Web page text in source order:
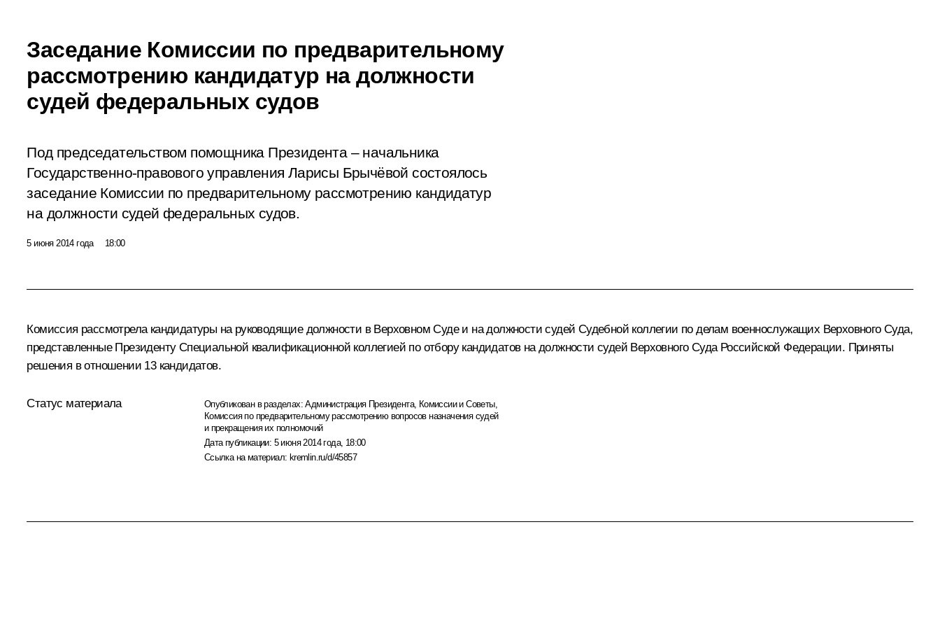
Заседание Комиссии по предварительному
рассмотрению кандидатур на должности
судей федеральных судов
Под председательством помощника Президента – начальника
Государственно-правового управления Ларисы Брычёвой состоялось
заседание Комиссии по предварительному рассмотрению кандидатур
на должности судей федеральных судов.
5 июня 2014 года 18:00
Комиссия рассмотрела кандидатуры на руководящие должности в Верховном Суде и на должности судей Судебной коллегии по делам военнослужащих Верховного Суда,
представленные Президенту Специальной квалификационной коллегией по отбору кандидатов на должности судей Верховного Суда Российской Федерации. Приняты
решения в отношении 13 кандидатов.
Статус материала Опубликован в разделах:Администрация Президента, Комиссии и Советы,
Комиссия по предварительному рассмотрению вопросов назначения судей
и прекращения их полномочий
Дата публикации: 5 июня 2014 года, 18:00
Ссылка на материал: kremlin.ru/d/45857